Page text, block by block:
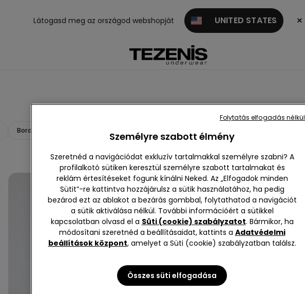
Látogasd meg az országod webshopját UNITED STATES ×
Bordázott Gyapjú kollekció
Személyre szabott élmény
Szeretnéd a navigációdat exkluzív tartalmakkal személyre szabni? A
profilalkotó sütiken keresztül személyre szabott tartalmakat és
reklám értesítéseket fogunk kínálni Neked. Az „Elfogadok minden
Sütit”-re kattintva hozzájárulsz a sütik használatához, ha pedig
bezárod ezt az ablakot a bezárás gombbal, folytathatod a navigációt
a sütik aktiválása nélkül. További információért a sütikkel
kapcsolatban olvasd el a Süti (cookie) szabályzatot. Bármikor, ha
módosítani szeretnéd a beállításaidat, kattints a Adatvédelmi
beállítások központ, amelyet a Süti (cookie) szabályzatban találsz.
Összes süti elfogadása
Folytatás elfogadás nélkül